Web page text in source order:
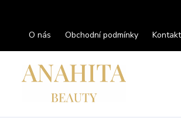
O nás Obchodní podmínky